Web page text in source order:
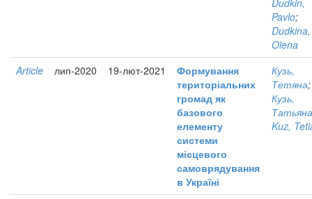
Pavlo;
Dudkina,
Olena
Article
лип-2020 19-лют-2021
Формування
територіальних
громад як
базового
елементу
системи
місцевого
самоврядування
в Україні
Кузь,
Тетяна;
Кузь,
Татьяна
Kuz,